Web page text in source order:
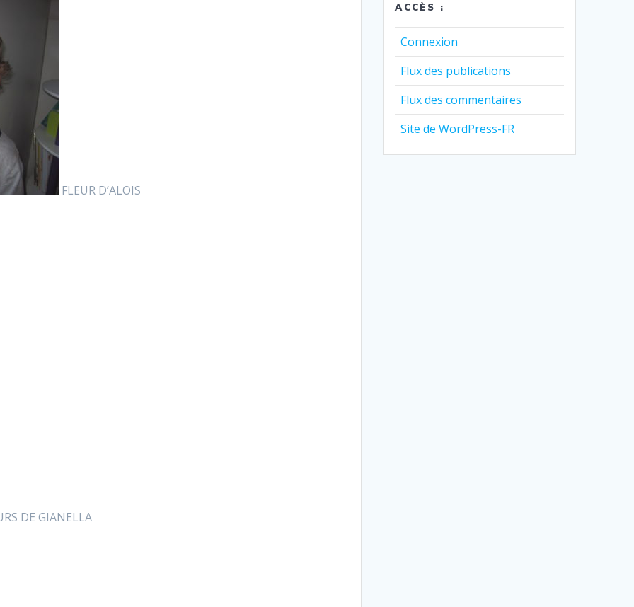
FLEUR D’ALOIS
DE GIANELLA
ACCÈS :
Connexion
Flux des publications
Flux des commentaires
Site de WordPress-FR